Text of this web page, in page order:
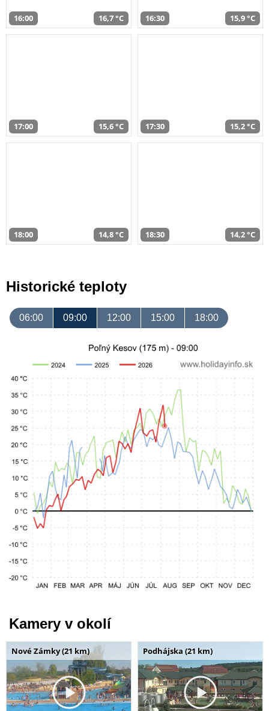
16:00 16,7 °C 16:30 15,9 °C
17:00 15,6 °C 17:30 15,2 °C
18:00 14,8 °C 18:30 14,2 °C
Historické teploty
06:00 09:00 12:00 15:00 18:00
Kamery v okolí
Nové Zámky (21 km) Podhájska (21 km)